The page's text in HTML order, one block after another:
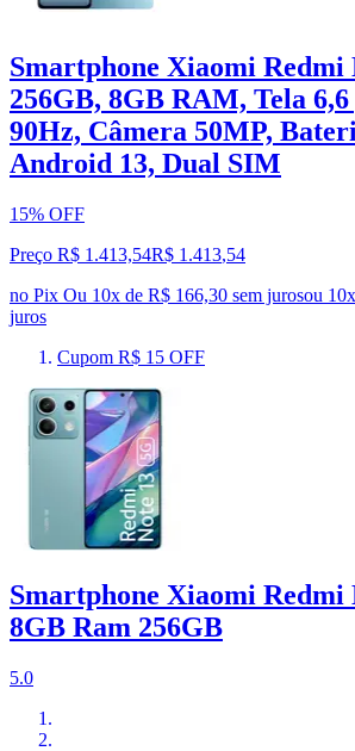
Smartphone Xiaomi Redmi
256GB, 8GB RAM, Tela 6,6
90Hz, Câmera 50MP,
Android 13, Dual SIM
15% OFF
Preço R$ 1.413,54R$ 1.413,54
no Pix Ou 10x de R$ 166,30 sem jurosou 10
juros
Cupom R$ 15 OFF
Smartphone Xiaomi Redmi
8GB Ram 256GB
5.0